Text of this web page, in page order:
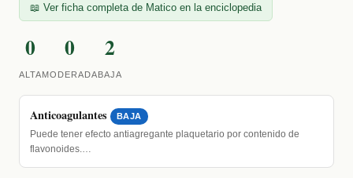
📖 Ver ficha completa de Matico en la enciclopedia
0
ALTA
0
MODERADA
2
BAJA
Anticoagulantes BAJA
Puede tener efecto antiagregante plaquetario por contenido de
flavonoides.…